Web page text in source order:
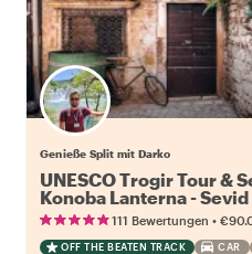
Genieße Split mit Darko
UNESCO Trogir Tour &
Konoba Lanterna - Sevid
111 Bewertungen •
OFF THE BEATEN TRACK CAR